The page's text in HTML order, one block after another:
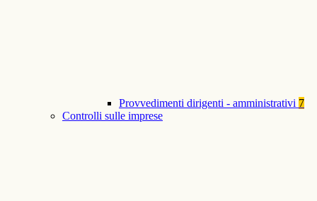
Provvedimenti dirigenti - amministrativi 7
Controlli sulle imprese